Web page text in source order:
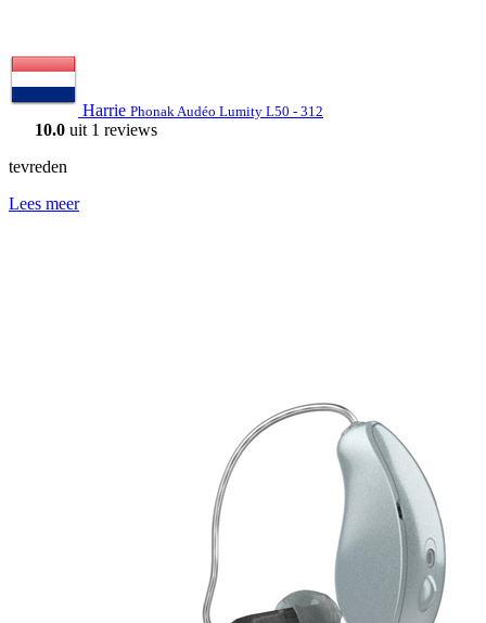
Harrie Phonak Audéo Lumity L50 - 312
10.0 uit 1 reviews
tevreden
Lees meer